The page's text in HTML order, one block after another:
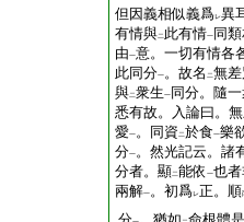
但因義相似義爲レ異
有情與二 此有情一 同
由一意。一切有情各
此同分一。故名 二無
與二衆生一 同分。隨
悉有故。入論曰。
愛一。同資 二於食一樂
分一。然光記云。諸
分者。顯二能依 一也
兩解一。初爲レ正。順